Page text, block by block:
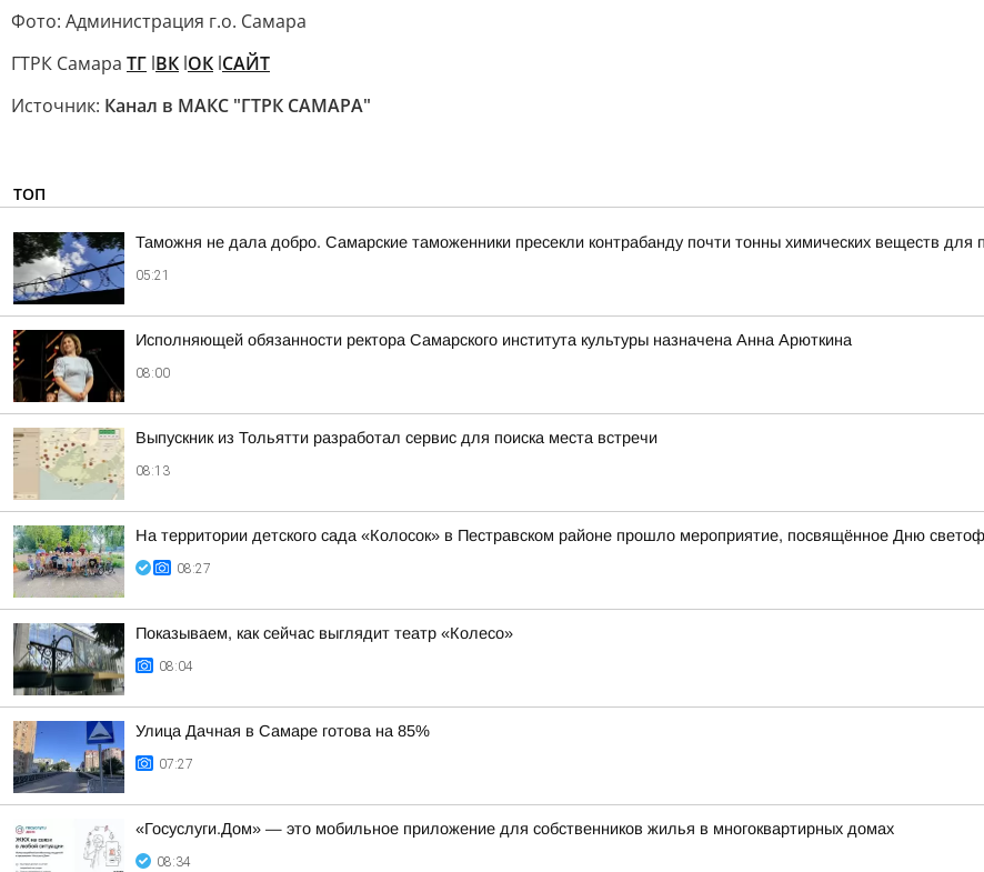
Фото: Администрация г.о. Самара
ГТРК Самара ТГ lВК lОК lСАЙТ
Источник: Канал в МАКС "ГТРК САМАРА"
ТОП
Таможня не дала добро. Самарские таможенники пресекли контрабанду почти тонны химических веществ для
05:21
Исполняющей обязанности ректора Самарского института культуры назначена Анна Арюткина
08:00
Выпускник из Тольятти разработал сервис для поиска места встречи
08:13
На территории детского сада «Колосок» в Пестравском районе прошло мероприятие, посвящённое Дню
08:27
Показываем, как сейчас выглядит театр «Колесо»
08:04
Улица Дачная в Самаре готова на 85%
07:27
«Госуслуги.Дом» — это мобильное приложение для собственников жилья в многоквартирных домах
08:34